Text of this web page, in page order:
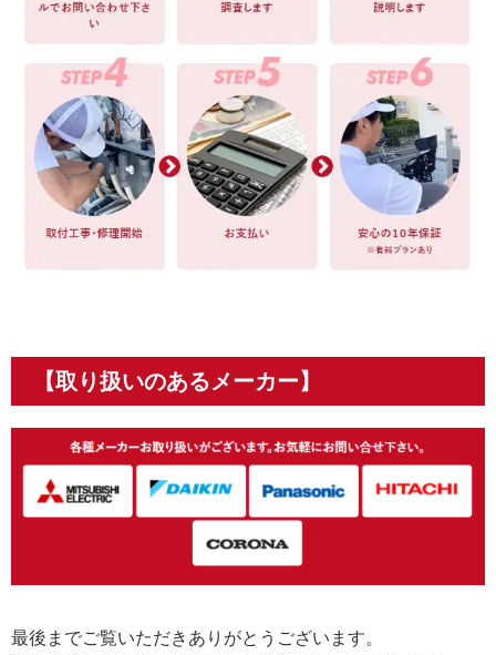
【取り扱いのあるメーカー】
最後までご覧いただきありがとうございます。